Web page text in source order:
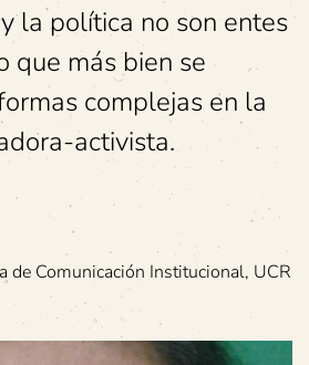
la política no son entes
que más bien se
complejas en la
activista.
de Comunicación Institucional, UCR